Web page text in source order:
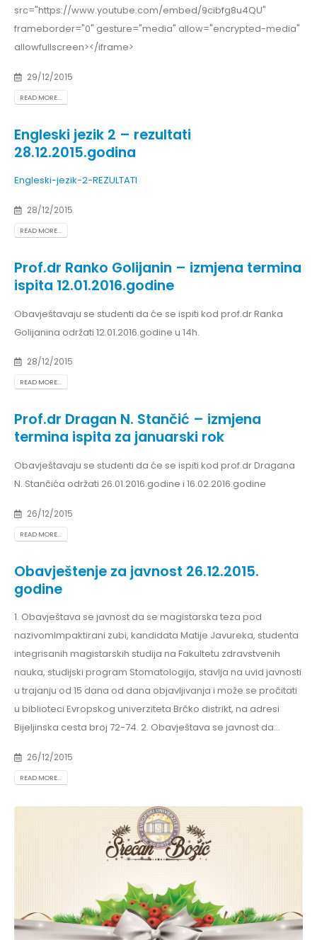
src="https://www.youtube.com/embed/9cibfg8u4QU"
frameborder="0" gesture="media" allow="encrypted-media"
allowfullscreen></iframe>
29/12/2015
READ MORE...
Engleski jezik 2 – rezultati
28.12.2015.godina
Engleski-jezik-2-REZULTATI
28/12/2015
READ MORE...
Prof.dr Ranko Golijanin – izmjena termina
ispita 12.01.2016.godine
Obavještavaju se studenti da će se ispiti kod prof.dr Ranka
Golijanina održati 12.01.2016.godine u 14h.
28/12/2015
READ MORE...
Prof.dr Dragan N. Stančić – izmjena
termina ispita za januarski rok
Obavještavaju se studenti da će se ispiti kod prof.dr Dragana
N. Stančića održati 26.01.2016.godine i 16.02.2016.godine
26/12/2015
READ MORE...
Obavještenje za javnost 26.12.2015.
godine
1. Obavještava se javnost da se magistarska teza pod
nazivomImpaktirani zubi, kandidata Matije Javureka, studenta
integrisanih magistarskih studija na Fakultetu zdravstvenih
nauka, studijski program Stomatologija, stavlja na uvid javnosti
u trajanju od 15 dana od dana objavljivanja i može se pročitati
u biblioteci Evropskog univerziteta Brčko distrikt, na adresi
Bijeljinska cesta broj 72-74. 2. Obavještava se javnost da...
26/12/2015
READ MORE...